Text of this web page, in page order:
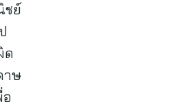
ชย์
ด
าษ
อ